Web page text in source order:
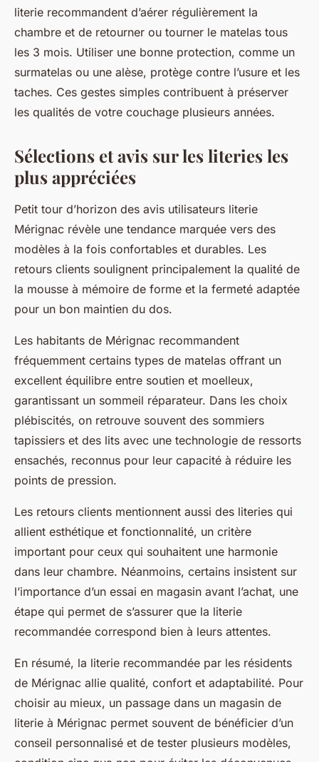
literie recommandent d’aérer régulièrement la
chambre et de retourner ou tourner le matelas tous
les 3 mois. Utiliser une bonne protection, comme un
surmatelas ou une alèse, protège contre l’usure et les
taches. Ces gestes simples contribuent à préserver
les qualités de votre couchage plusieurs années.
Sélections et avis sur les literies les
plus appréciées
Petit tour d’horizon des avis utilisateurs literie
Mérignac révèle une tendance marquée vers des
modèles à la fois confortables et durables. Les
retours clients soulignent principalement la qualité de
la mousse à mémoire de forme et la fermeté adaptée
pour un bon maintien du dos.
Les habitants de Mérignac recommandent
fréquemment certains types de matelas offrant un
excellent équilibre entre soutien et moelleux,
garantissant un sommeil réparateur. Dans les choix
plébiscités, on retrouve souvent des sommiers
tapissiers et des lits avec une technologie de ressorts
ensachés, reconnus pour leur capacité à réduire les
points de pression.
Les retours clients mentionnent aussi des literies qui
allient esthétique et fonctionnalité, un critère
important pour ceux qui souhaitent une harmonie
dans leur chambre. Néanmoins, certains insistent sur
l’importance d’un essai en magasin avant l’achat, une
étape qui permet de s’assurer que la literie
recommandée correspond bien à leurs attentes.
En résumé, la literie recommandée par les résidents
de Mérignac allie qualité, confort et adaptabilité. Pour
choisir au mieux, un passage dans un magasin de
literie à Mérignac permet souvent de bénéficier d’un
conseil personnalisé et de tester plusieurs modèles,